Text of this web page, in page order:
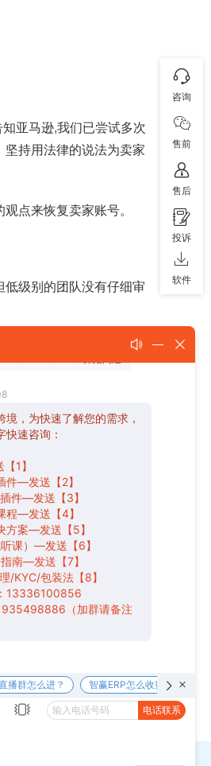
亚马逊,我们已尝试多次
持用法律的说法为卖家
点来恢复卖家账号。
级别的团队没有仔细审
马逊的官方律师团队来
同法律知识的频道进行
家律师事务所则可以通
还有申诉机会的话一定
取积极的措施申诉。当
咨询
售前
售后
投诉
软件